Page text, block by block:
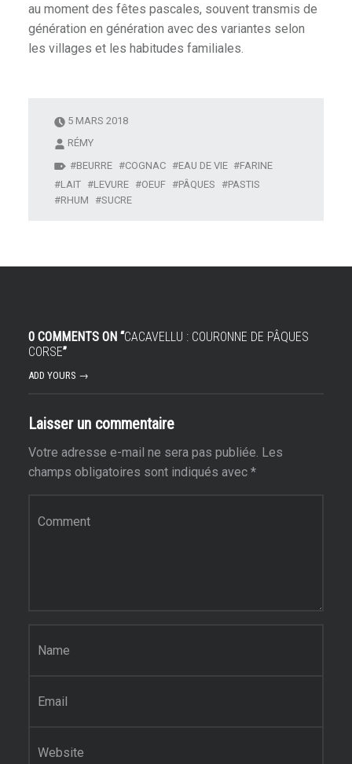
au moment des fêtes pascales, souvent transmis de
génération en génération avec des variantes selon
les villages et les habitudes familiales.
5 MARS 2018
RÉMY
BEURRE
COGNAC EAU DE VIE
FARINE
LAIT
LEVURE OEUF PÂQUES
PASTIS
RHUM
SUCRE
0 COMMENTS ON “CACAVELLU : COURONNE DE PÂQUES
CORSE”
ADD YOURS →
Laisser un commentaire
Votre adresse e-mail ne sera pas publiée. Les
champs obligatoires sont indiqués avec *